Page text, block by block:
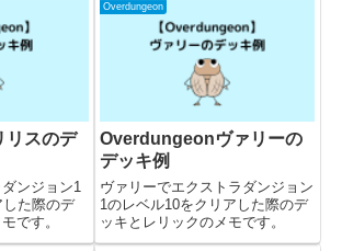
スのデ
ンジョン1
た際のデ
です。
Overdungeon
Overdungeonヴァリーの
デッキ例
ヴァリーでエクストラダンジョン
1のレベル10をクリアした際のデ
ッキとレリックのメモです。